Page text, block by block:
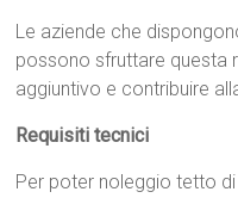
Le aziende che
possono sfruttare questa
aggiuntivo e contribuire
Requisiti tecnici
Per poter noleggio tetto